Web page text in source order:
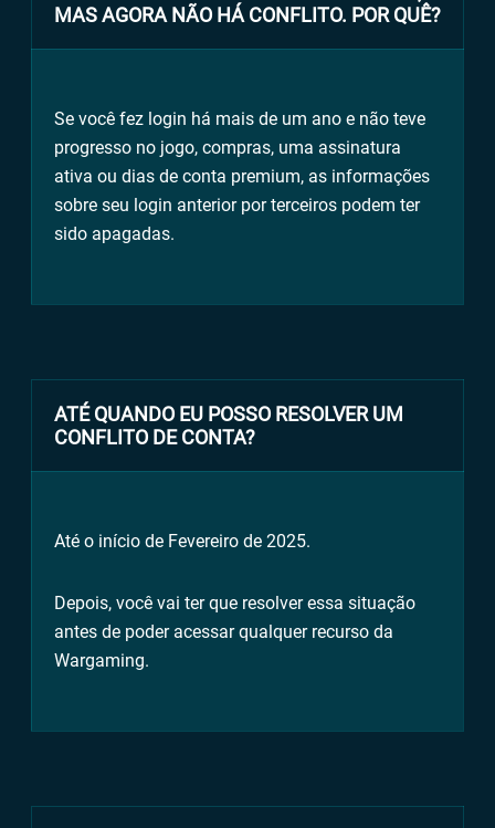
MAS AGORA NÃO HÁ CONFLITO. POR QUÊ?
Se você fez login há mais de um ano e não teve
progresso no jogo, compras, uma assinatura
ativa ou dias de conta premium, as informações
sobre seu login anterior por terceiros podem ter
sido apagadas.
ATÉ QUANDO EU POSSO RESOLVER UM
CONFLITO DE CONTA?
Até o início de Fevereiro de 2025.
Depois, você vai ter que resolver essa situação
antes de poder acessar qualquer recurso da
Wargaming.